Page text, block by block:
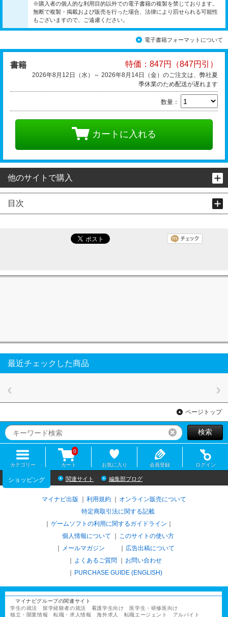
※購入者の個人的な利用目的以外での電子書籍の複製を禁じております。
無断で複製・掲載および販売を行った場合、法律により罰せられる可能性
もございますので、ご遠慮ください。
電子書籍フォーマットについて
書籍 特価：847円（847円引）
2026年8月12日（水）～ 2026年8月14日（金）のご注文は、弊社夏
季休業のため配送が遅れます
数量：
カートに入れる
他のサイトで購入
目次
最近チェックした商品
ページトップ
リセット検索
カテゴリー カート
0
お気に入り 会員登録 ログイン
ショッピング 関連サイト 編集部ブログ
マイナビ出版 利用規約
オンライン販売について
特定商取引法に関する記載
ゲームソフトの利用に関するガイドライン
個人情報について
このサイトの使い方
メールマガジン
広告出稿について
よくあるご質問
お問い合わせ
PURCHASE GUIDE (ENGLISH)
マイナビグループの関連サイト
学生の就活
留学経験者の就活 看護学生向け
医学生・研修医向け
独立・開業情報
転職・求人情報 海外求人 転職エージェント アルバイト